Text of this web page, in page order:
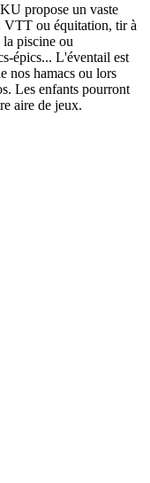
propose un vaste
VTT ou équitation, tir à
piscine ou
épics... L'éventail est
nos hamacs ou lors
Les enfants pourront
aire de jeux.